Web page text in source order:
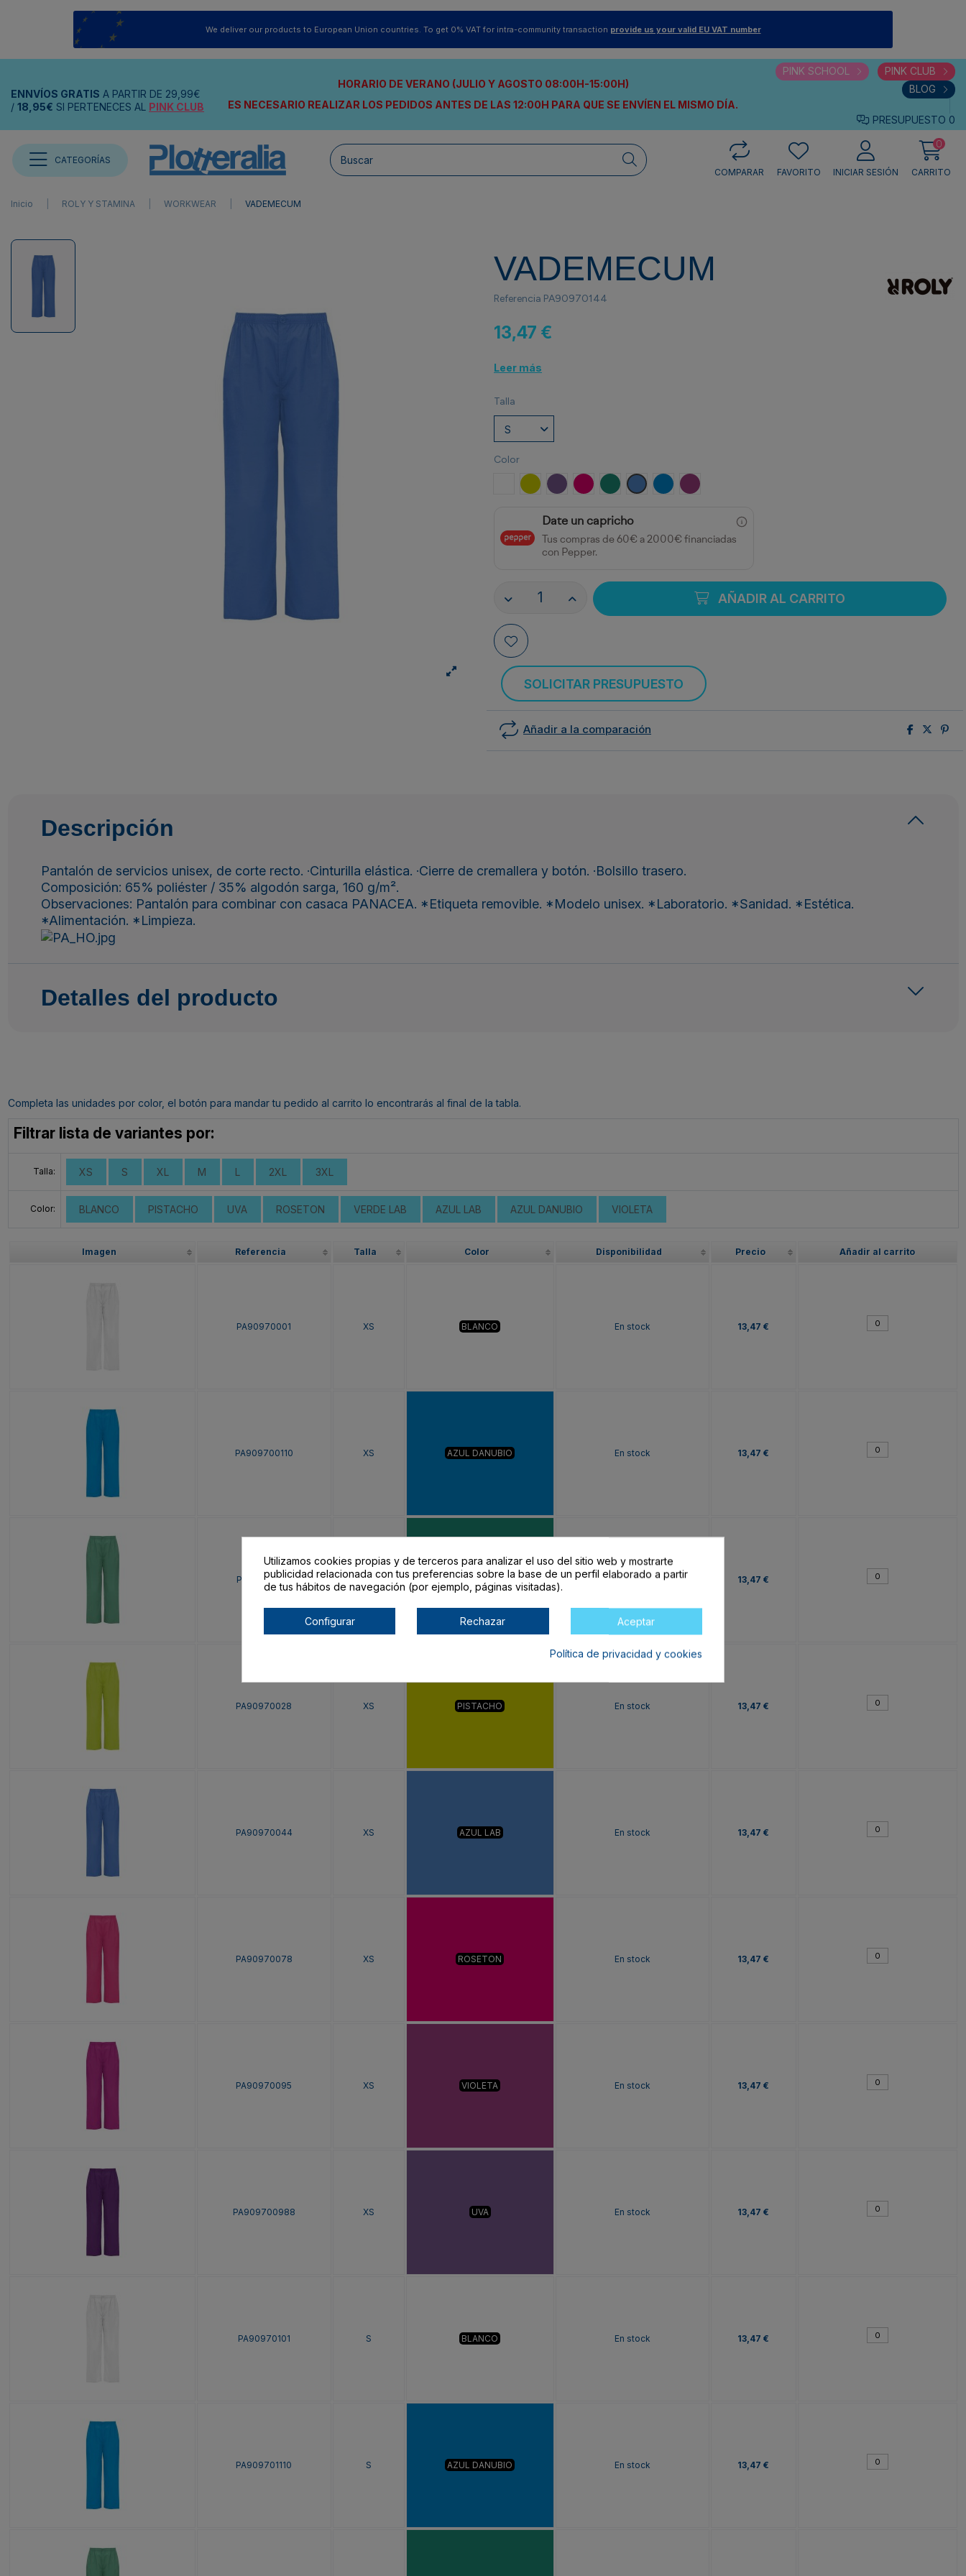
We deliver our products to European Union countries. To get 0% VAT for intra-community transaction provide us your valid EU VAT number
ENNVÍOS GRATIS A PARTIR DE 29,99€
/ 18,95€ SI PERTENECES AL PINK CLUB
HORARIO DE VERANO (JULIO Y AGOSTO 08:00H-15:00H)
ES NECESARIO REALIZAR LOS PEDIDOS ANTES DE LAS 12:00H PARA QUE SE ENVÍEN EL MISMO DÍA.
PINK SCHOOL
PINK CLUB
BLOG
PRESUPUESTO 0
CATEGORÍAS
COMPARAR
FAVORITO INICIAR SESIÓN
0
CARRITO
Inicio ROLY Y STAMINA WORKWEAR VADEMECUM
VADEMECUM
Referencia PA90970144
13,47 €
Leer más
Talla
Color
BLANCOPISTACHO
UVA ROSETONVERDE LABAZUL LABAZUL DANUBIO
VIOLETA
Date un capricho
Tus compras de 60€ a 2000€ financiadas
con Pepper.
AÑADIR AL CARRITO
SOLICITAR PRESUPUESTO
Añadir a la comparación
Descripción
Pantalón de servicios unisex, de corte recto. ·Cinturilla elástica. ·Cierre de cremallera y botón. ·Bolsillo trasero.
Composición: 65% poliéster / 35% algodón sarga, 160 g/m².
Observaciones: Pantalón para combinar con casaca PANACEA. *Etiqueta removible. *Modelo unisex. *Laboratorio. *Sanidad. *Estética.
*Alimentación. *Limpieza.
Detalles del producto
Completa las unidades por color, el botón para mandar tu pedido al carrito lo encontrarás al final de la tabla.
Filtrar lista de variantes por:
Talla: XS S XL M L 2XL 3XL
Color: BLANCO PISTACHO UVA ROSETON VERDE LAB AZUL LAB AZUL DANUBIO VIOLETA
Imagen Referencia Talla Color Disponibilidad Precio Añadir al carrito
PA90970001 XS BLANCO En stock 13,47 €
PA909700110 XS AZUL DANUBIO En stock 13,47 €
PA90970017 XS VERDE LAB En stock 13,47 €
PA90970028 XS PISTACHO En stock 13,47 €
PA90970044 XS AZUL LAB En stock 13,47 €
PA90970078 XS ROSETON En stock 13,47 €
PA90970095 XS VIOLETA En stock 13,47 €
PA909700988 XS UVA En stock 13,47 €
PA90970101 S BLANCO En stock 13,47 €
PA909701110 S AZUL DANUBIO En stock 13,47 €
Utilizamos cookies propias y de terceros para analizar el uso del sitio web y mostrarte
publicidad relacionada con tus preferencias sobre la base de un perfil elaborado a partir
de tus hábitos de navegación (por ejemplo, páginas visitadas).
Configurar Rechazar Aceptar
Política de privacidad y cookies